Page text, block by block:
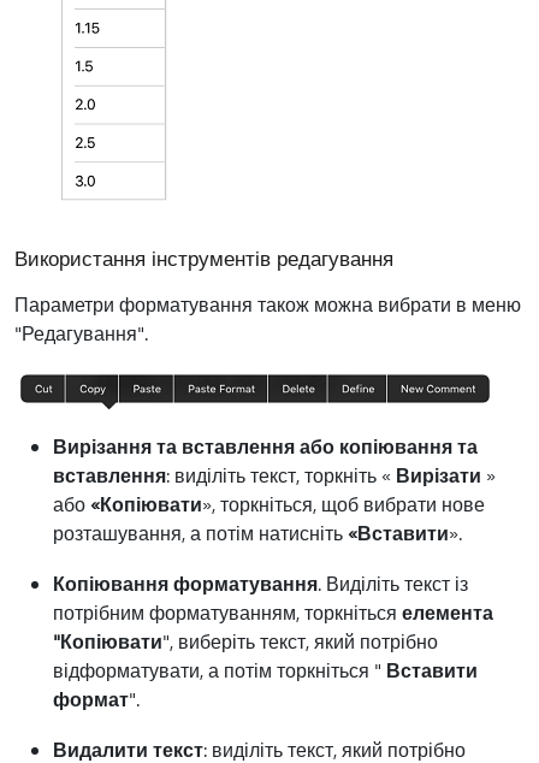
Використання інструментів редагування
Параметри форматування також можна вибрати в меню
"Редагування".
Вирізання та вставлення або копіювання та
вставлення: виділіть текст, торкніть « Вирізати »
або«Копіювати», торкніться, щоб вибрати нове
розташування, а потім натисніть«Вставити».
Копіювання форматування. Виділіть текст із
потрібним форматуванням, торкніться елемента
"Копіювати", виберіть текст, який потрібно
відформатувати, а потім торкніться " Вставити
формат".
Видалити текст: виділіть текст, який потрібно